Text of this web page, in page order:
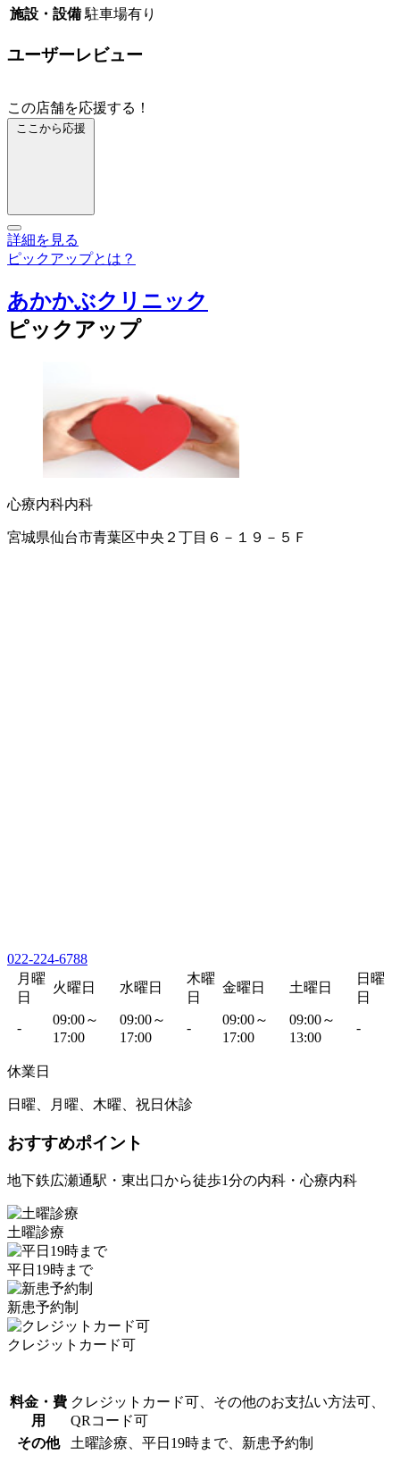
施設・設備 駐車場有り
ユーザーレビュー
この店舗を応援する！
ここから応援
詳細を見る
ピックアップとは？
あかかぶクリニック
ピックアップ
心療内科内科
宮城県仙台市青葉区中央２丁目６－１９－５Ｆ
022-224-6788
月曜
日
火曜日 水曜日
木曜
日
金曜日 土曜日
日曜
日
-
09:00～
17:00
09:00～
17:00
-
09:00～
17:00
09:00～
13:00
-
休業日
日曜、月曜、木曜、祝日休診
おすすめポイント
地下鉄広瀬通駅・東出口から徒歩1分の内科・心療内科
土曜診療
平日19時まで
新患予約制
クレジットカード可
料金・費
用
クレジットカード可、その他のお支払い方法可、
QRコード可
その他
土曜診療、平日19時まで、新患予約制